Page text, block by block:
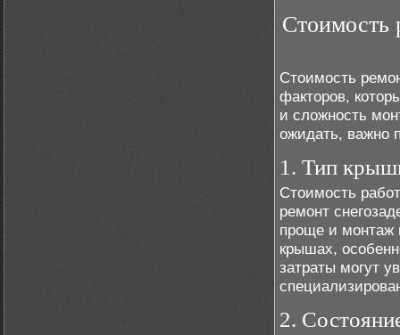
Стоимость
Стоимость
факторов,
и сложность
ожидать, важно
1. Тип
Стоимость
ремонт
проще и монтаж
крышах,
затраты могут
2.